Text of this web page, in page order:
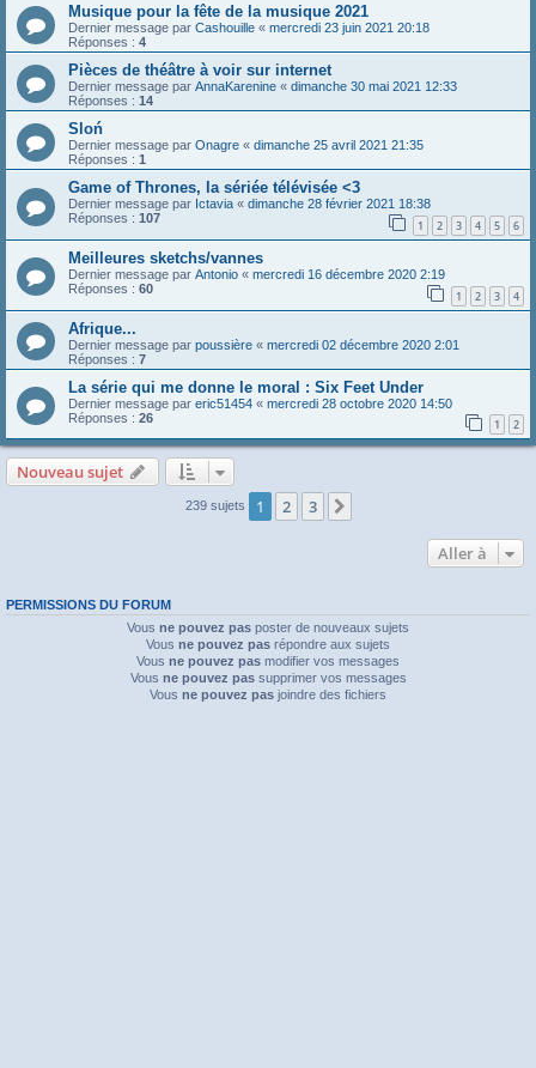
Musique pour la fête de la musique 2021
Dernier message par Cashouille « mercredi 23 juin 2021 20:18
Réponses : 4
Pièces de théâtre à voir sur internet
Dernier message par AnnaKarenine « dimanche 30 mai 2021 12:33
Réponses : 14
Sloń
Dernier message par Onagre « dimanche 25 avril 2021 21:35
Réponses : 1
Game of Thrones, la sériée télévisée <3
Dernier message par Ictavia « dimanche 28 février 2021 18:38
Réponses : 107 1 2 3 4 5 6
Meilleures sketchs/vannes
Dernier message par Antonio « mercredi 16 décembre 2020 2:19
Réponses : 60 1 2 3 4
Afrique...
Dernier message par poussière « mercredi 02 décembre 2020 2:01
Réponses : 7
La série qui me donne le moral : Six Feet Under
Dernier message par eric51454 « mercredi 28 octobre 2020 14:50
Réponses : 26 1 2
Nouveau sujet
239 sujets 1 2 3
Aller à
PERMISSIONS DU FORUM
Vous ne pouvez pas poster de nouveaux sujets
Vous ne pouvez pas répondre aux sujets
Vous ne pouvez pas modifier vos messages
Vous ne pouvez passupprimer vos messages
Vous ne pouvez pas joindre des fichiers